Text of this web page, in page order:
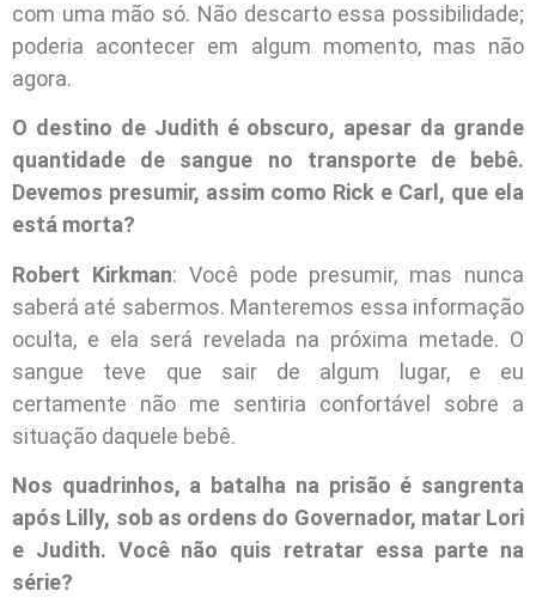
com uma mão só. Não descarto essa possibilidade;
poderia acontecer em algum momento, mas não
agora.
O destino de Judith é obscuro, apesar da grande
quantidade de sangue no transporte de bebê.
Devemos presumir, assim como Rick e Carl, que ela
está morta?
Robert Kirkman: Você pode presumir, mas nunca
saberá até sabermos. Manteremos essa informação
oculta, e ela será revelada na próxima metade. O
sangue teve que sair de algum lugar, e eu
certamente não me sentiria confortável sobre a
situação daquele bebê.
Nos quadrinhos, a batalha na prisão é sangrenta
após Lilly, sob as ordens do Governador, matar Lori
e Judith. Você não quis retratar essa parte na
série?